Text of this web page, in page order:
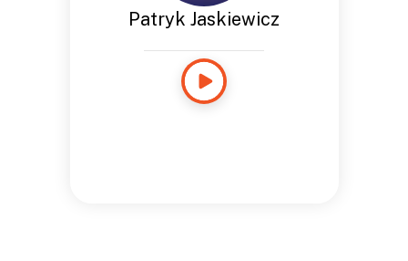
Patryk Jaskiewicz